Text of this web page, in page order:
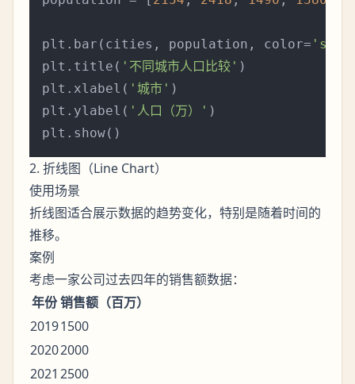
plt.bar(cities, population, color=
plt.title( '不同城市人口比较' )
plt.xlabel( '城市' )
plt.ylabel( '人口（万）' )
2. 折线图（Line Chart）
使用场景
折线图适合展示数据的趋势变化，特别是随着时间的
推移。
案例
考虑一家公司过去四年的销售额数据：
年份销售额（百万）
20191500
20202000
2021 2500